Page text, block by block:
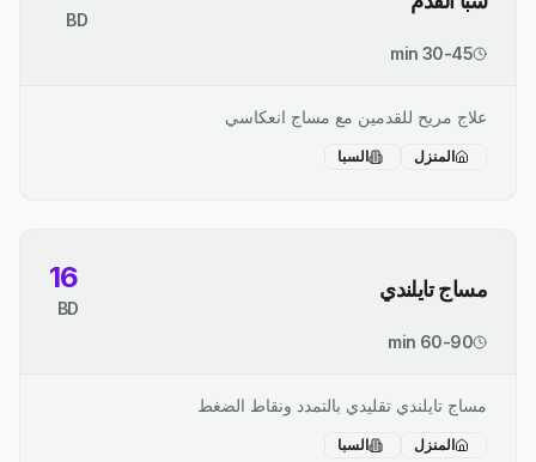
BD
30-45 min
علاج مريح للقدمين مع مساج انعكاسي
المنزل السبا
مساج تايلندي 16
BD
60-90 min
مساج تايلندي تقليدي بالتمدد ونقاط الضغط
المنزل السبا